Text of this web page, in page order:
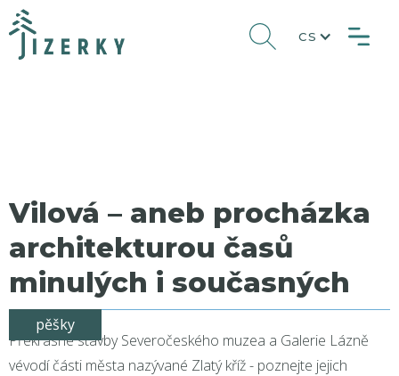
CS
Vilová – aneb procházka
architekturou časů
minulých i současných
pěšky
Překrásné stavby Severočeského muzea a Galerie Lázně
vévodí části města nazývané Zlatý kříž - poznejte jejich